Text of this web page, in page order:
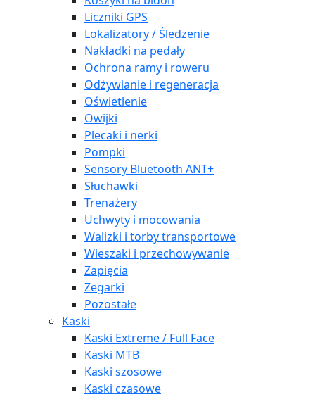
Liczniki GPS
Lokalizatory / Śledzenie
Nakładki na pedały
Ochrona ramy i roweru
Odżywianie i regeneracja
Oświetlenie
Owijki
Plecaki i nerki
Pompki
Sensory Bluetooth ANT+
Słuchawki
Trenażery
Uchwyty i mocowania
Walizki i torby transportowe
Wieszaki i przechowywanie
Zapięcia
Zegarki
Pozostałe
Kaski
Kaski Extreme / Full Face
Kaski MTB
Kaski szosowe
Kaski czasowe